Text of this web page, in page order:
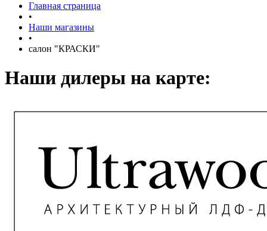
Главная страница
•
Наши магазины
•
салон "КРАСКИ"
Наши дилеры на карте: